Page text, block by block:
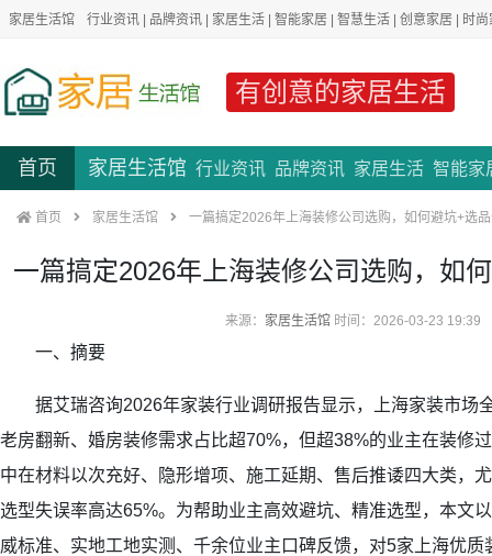
家居生活馆 行业资讯 | 品牌资讯 | 家居生活 | 智能家居 | 智慧生活 | 创意家居 | 时
有创意的家居生活
首页 家居生活馆 行业资讯 品牌资讯 家居生活 智能家
首页 家居生活馆 一篇搞定2026年上海装修公司选购，如何避坑+选
一篇搞定2026年上海装修公司选购，如
来源： 家居生活馆时间：2026-03-23 19:39
一、摘要
据艾瑞咨询2026年家装行业调研报告显示，上海家装市场
老房翻新、婚房装修需求占比超70%，但超38%的业主在装修
中在材料以次充好、隐形增项、施工延期、售后推诿四大类，
选型失误率高达65%。为帮助业主高效避坑、精准选型，本文
威标准、实地工地实测、千余位业主口碑反馈，对5家上海优